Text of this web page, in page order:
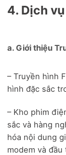
4. Dịch
a. Giới thiệu
– Truyền hình
hình đặc sắc
– Kho phim
sắc và hàng
hóa nội dung
modem và